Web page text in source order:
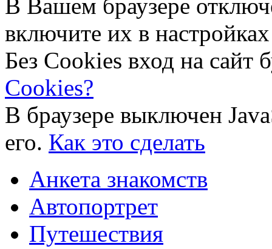
В Вашем браузере
включите их в
Без Cookies вход на сайт
Cookies?
В браузере выключен
его. Как это сделать
Анкета знакомств
Автопортрет
Путешествия